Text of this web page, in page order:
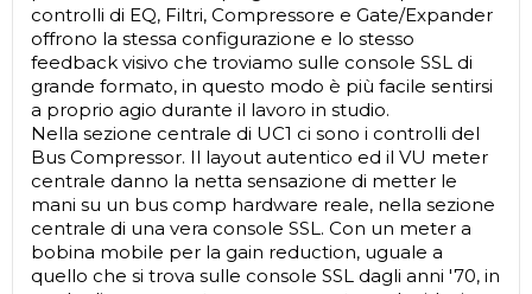
controlli di EQ, Filtri, Compressore e Gate/Expander
offrono la stessa configurazione e lo stesso
feedback visivo che troviamo sulle console SSL di
grande formato, in questo modo è più facile sentirsi
a proprio agio durante il lavoro in studio.
Nella sezione centrale di UC1 ci sono i controlli del
Bus Compressor. Il layout autentico ed il VU meter
centrale danno la netta sensazione di metter le
mani su un bus comp hardware reale, nella sezione
centrale di una vera console SSL. Con un meter a
bobina mobile per la gain reduction, uguale a
quello che si trova sulle console SSL dagli anni '70, in